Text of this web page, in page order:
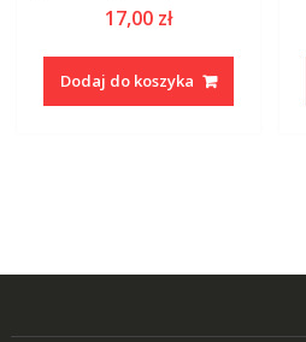
17,00 zł
Dodaj do koszyka